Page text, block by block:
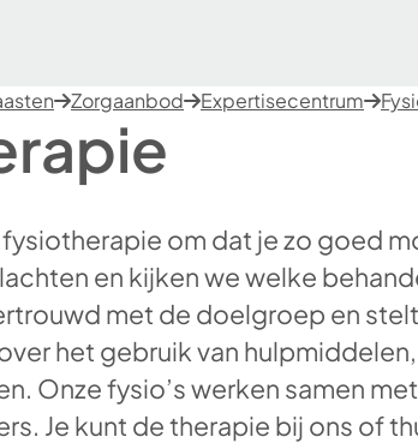
Zorgaanbod Expertisecentrum
om dat je zo goed
en kijken we welke
met de doelgroep en
het gebruik van
Onze fysio’s werken samen
Je kunt de therapie bij ons of